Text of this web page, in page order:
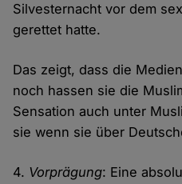
Silvesternacht vor dem
gerettet hatte.
Das zeigt, dass die
noch hassen sie die
Sensation auch unter
sie wenn sie über
4. Vorprägung: Eine